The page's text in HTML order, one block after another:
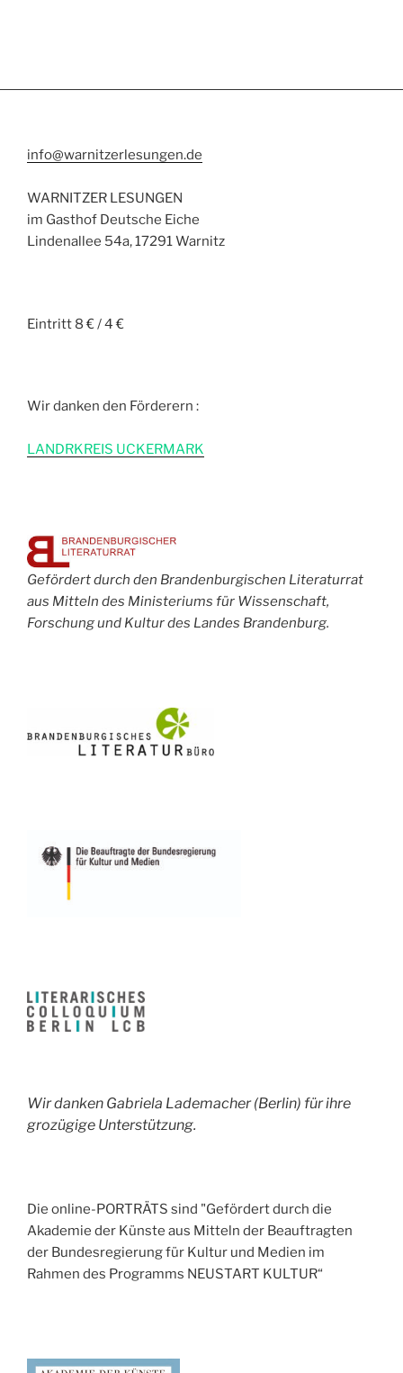
info@warnitzerlesungen.de
WARNITZER LESUNGEN
im Gasthof Deutsche Eiche
Lindenallee 54a, 17291 Warnitz
Eintritt 8 € / 4 €
Wir danken den Förderern :
LANDRKREIS UCKERMARK
Gefördert durch den Brandenburgischen Literaturrat
aus Mitteln des Ministeriums für Wissenschaft,
Forschung und Kultur des Landes Brandenburg.
Wir danken Gabriela Lademacher (Berlin) für ihre
grozügige Unterstützung.
Die online-PORTRÄTS sind "Gefördert durch die
Akademie der Künste aus Mitteln der Beauftragten
der Bundesregierung für Kultur und Medien im
Rahmen des Programms NEUSTART KULTUR“